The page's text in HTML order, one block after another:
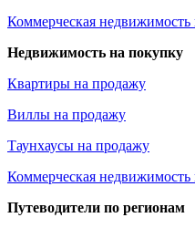
Коммерческая недвижимость
Недвижимость на покупку
Квартиры на продажу
Виллы на продажу
Таунхаусы на продажу
Коммерческая
Путеводители по регионам